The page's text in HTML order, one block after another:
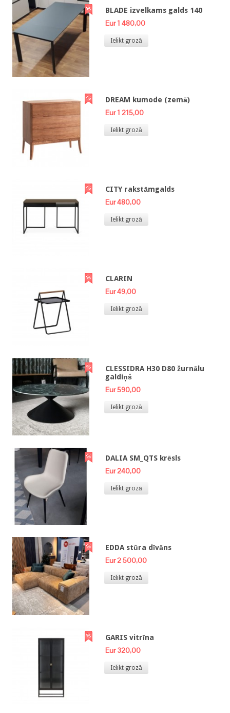
BLADE izvelkams galds 140
Eur 1 480,00
Ielikt grozā
DREAM kumode (zemā)
Eur 1 215,00
Ielikt grozā
CITY rakstāmgalds
Eur 480,00
Ielikt grozā
CLARIN
Eur 49,00
Ielikt grozā
CLESSIDRA H30 D80 žurnālu
galdiņš
Eur 590,00
Ielikt grozā
DALIA SM_QTS krēsls
Eur 240,00
Ielikt grozā
EDDA stūra dīvāns
Eur 2 500,00
Ielikt grozā
GARIS vitrīna
Eur 320,00
Ielikt grozā